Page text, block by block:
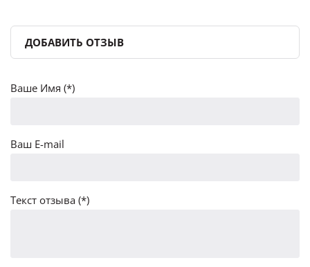
ДОБАВИТЬ ОТЗЫВ
Ваше Имя (*)
Ваш E-mail
Текст отзыва (*)